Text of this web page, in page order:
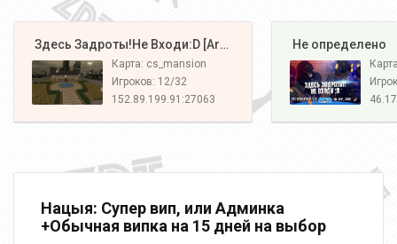
️ Здесь Задроты!Не Входи:D [Army#1]
Карта: cs_mansion
Игроков: 12/32
152.89.199.91:27063
️ Не определено
Нацыя: Супер вип, или Админка
+Обычная випка на 15 дней на выбор